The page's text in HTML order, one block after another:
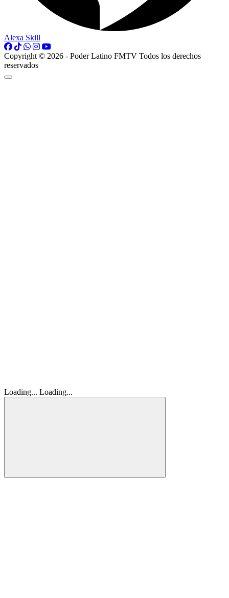
Alexa Skill
Copyright © 2026 - Poder Latino FMTV Todos los derechos
reservados
Loading... Loading...